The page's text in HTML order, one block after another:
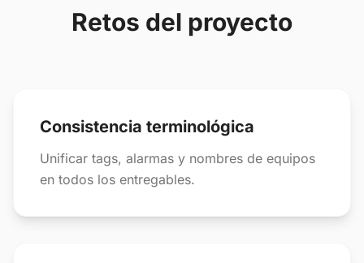
Retos del proyecto
Consistencia terminológica
Unificar tags, alarmas y nombres de equipos
en todos los entregables.